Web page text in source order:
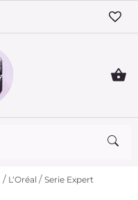
L‘Oréal
Serie Expert